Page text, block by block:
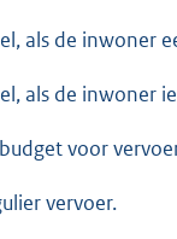
als de inwoner
als de inwoner
voor
vervoer.